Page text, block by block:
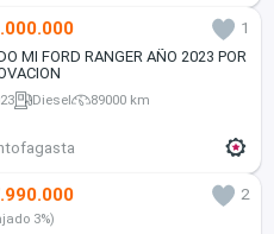
1
MI FORD RANGER AÑO 2023 POR
Diesel 89000 km
2
3%)